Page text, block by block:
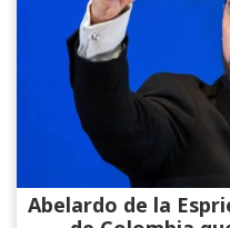
Abelardo de la